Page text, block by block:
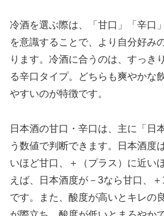
冷酒を選ぶ際は、「甘口」「辛口
を意識することで、より自分好み
ります。冷酒に合うのは、すっき
る辛口タイプ。どちらも爽やかな
やすいのが特徴です。
日本酒の甘口・辛口は、主に「日
う数値で判断できます。日本酒度
いほど甘口、＋（プラス）に近い
えば、日本酒度が－3なら甘口、
です。また、酸度が高いとキレの